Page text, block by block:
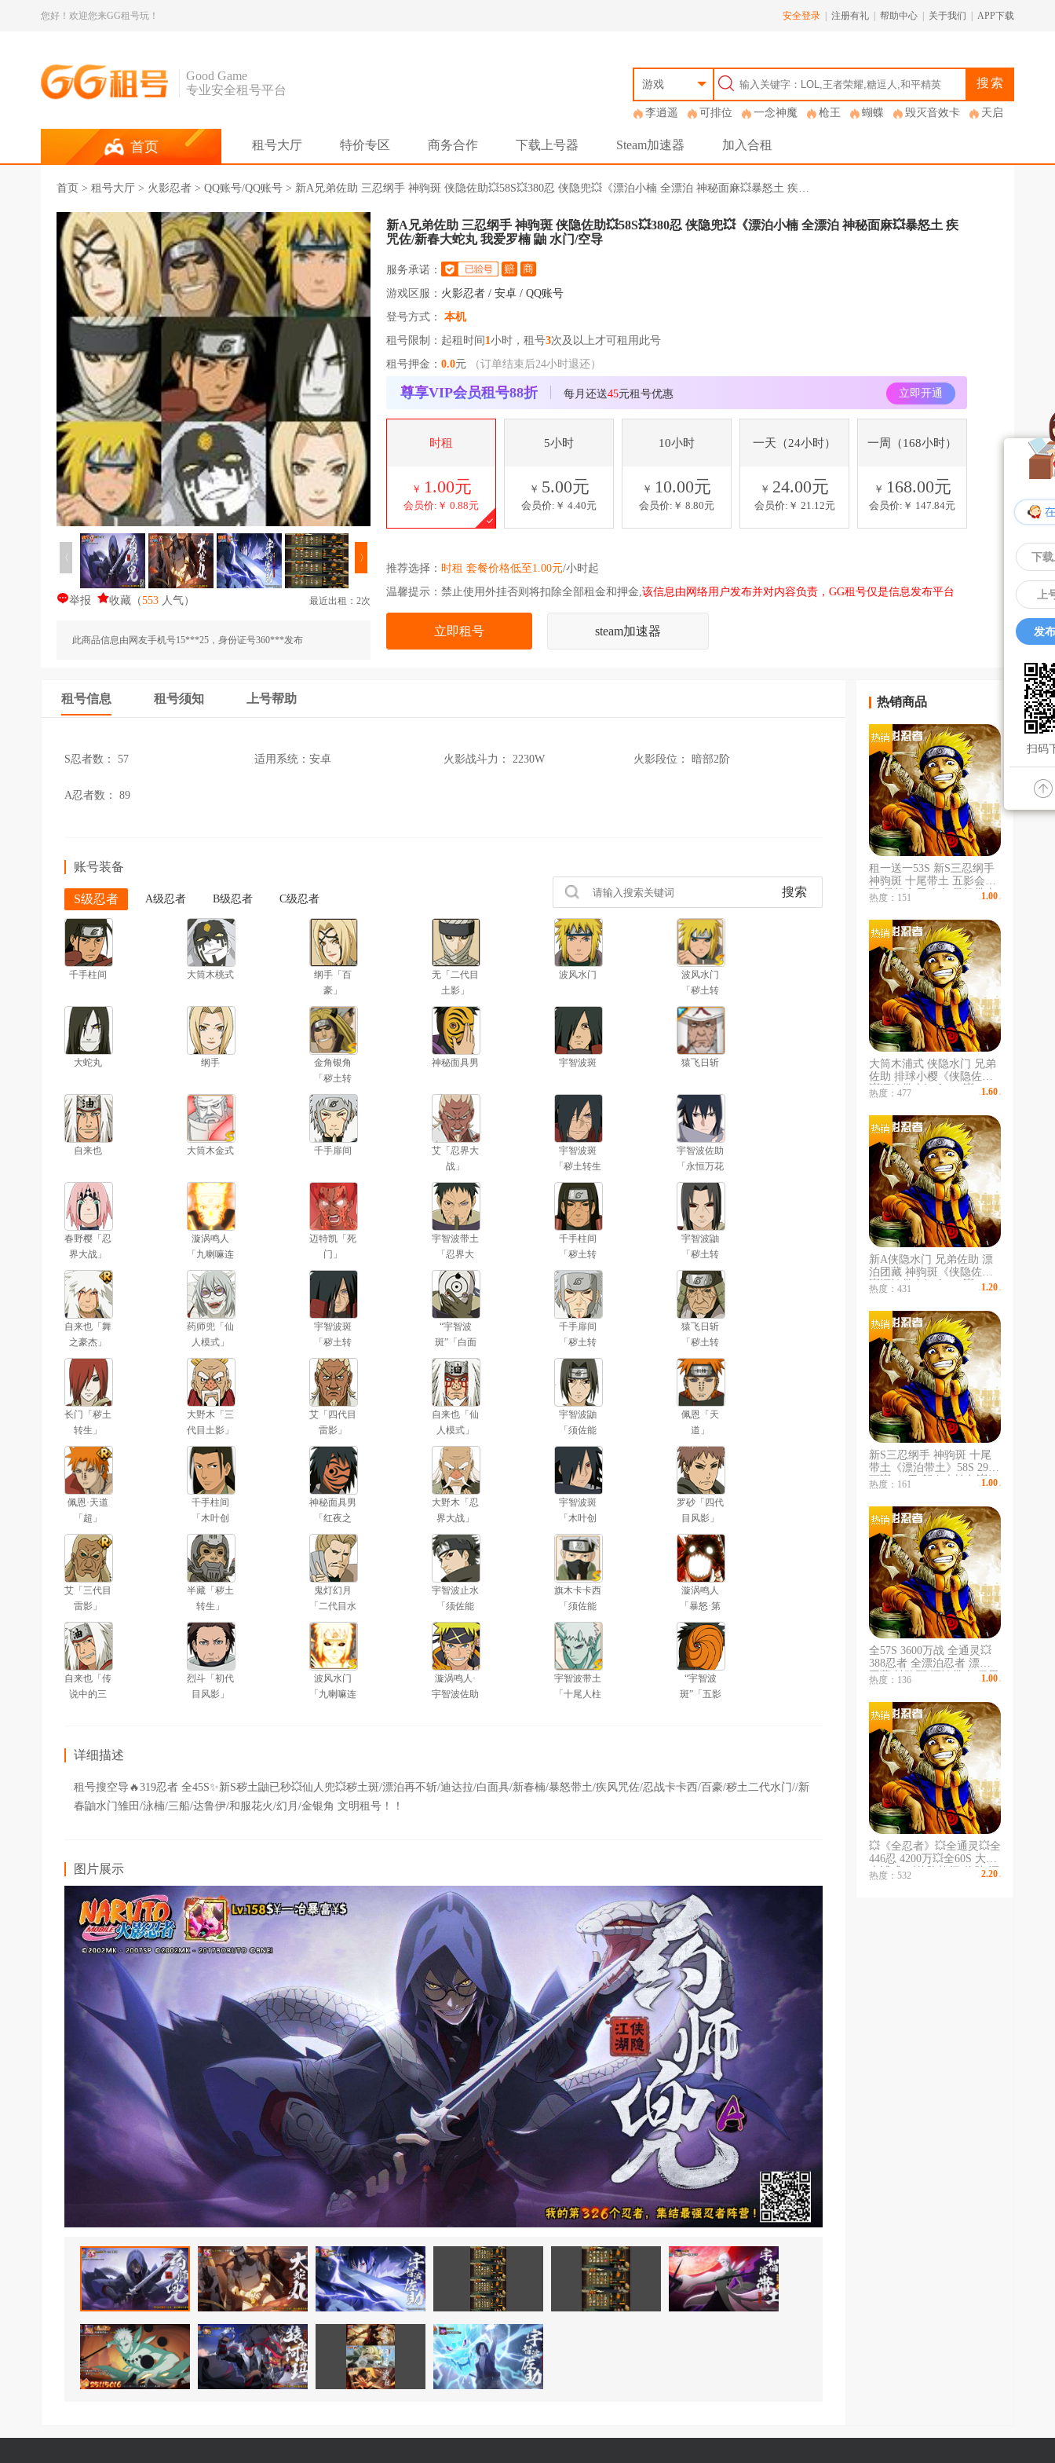
您好！欢迎您来GG租号玩！ 安全登录 注册有礼 帮助中心 关于我们 APP下载
Good Game
专业安全租号平台
游戏 搜索
李逍遥 可排位 一念神魔 枪王 蝴蝶 毁灭音效卡 天启
首页 租号大厅 特价专区 商务合作 下载上号器 Steam加速器 加入合租
首页 > 租号大厅 > 火影忍者 > QQ账号/QQ账号 > 新A兄弟佐助 三忍纲手 神驹斑 侠隐佐助💥58S💥380忍 侠隐兜💥《漂泊小楠 全漂泊 神秘面麻💥暴怒土 疾…
〈 〉
举报 收藏 （553 人气） 最近出租：2次
此商品信息由网友手机号15***25，身份证号360***发布
新A兄弟佐助 三忍纲手 神驹斑 侠隐佐助💥58S💥380忍 侠隐兜💥《漂泊小楠 全漂泊 神秘面麻💥暴怒土 疾
咒佐/新春大蛇丸 我爱罗楠 鼬 水门/空导
服务承诺： 赔 商
游戏区服： 火影忍者 / 安卓 / QQ账号
登号方式：
本机
租号限制：起租时间 1小时，租号3次及以上才可租用此号
租号押金： 0.0元 （订单结束后24小时退还）
尊享VIP会员租号88折 每月还送45元租号优惠 立即开通
时租
￥ 1.00元
会员价:￥ 0.88元
5小时
￥ 5.00元
会员价:￥ 4.40元
10小时
￥ 10.00元
会员价:￥ 8.80元
一天（24小时）
￥ 24.00元
会员价:￥ 21.12元
一周（168小时）
￥ 168.00元
会员价:￥ 147.84元
推荐选择： 时租 套餐价格低至1.00元/小时起
温馨提示：禁止使用外挂否则将扣除全部租金和押金,该信息由网络用户发布并对内容负责，GG租号仅是信息发布平台
立即租号 steam加速器
租号信息 租号须知 上号帮助
S忍者数： 57 适用系统： 安卓 火影战斗力： 2230W 火影段位： 暗部2阶
A忍者数： 89
账号装备
S级忍者 A级忍者 B级忍者 C级忍者
搜索
千手柱间 大筒木桃式
纲手「百
豪」
无「二代目
土影」
波风水门
波风水门
「秽土转
生」
大蛇丸 纲手
金角银角
「秽土转
生」
神秘面具男 宇智波斑 猿飞日斩
自来也 大筒木金式 千手扉间
艾「忍界大
战」
宇智波斑
「秽土转生
·解」
宇智波佐助
「永恒万花
筒」
春野樱「忍
界大战」
漩涡鸣人
「九喇嘛连
结」
迈特凯「死
门」
宇智波带土
「忍界大
战」
千手柱间
「秽土转
生」
宇智波鼬
「秽土转
生」
自来也「舞
之豪杰」
药师兜「仙
人模式」
宇智波斑
「秽土转
生」
“宇智波
斑”「白面
具」
千手扉间
「秽土转
生」
猿飞日斩
「秽土转
生」
长门「秽土
转生」
大野木「三
代目土影」
艾「四代目
雷影」
自来也「仙
人模式」
宇智波鼬
「须佐能
乎」
佩恩「天
道」
佩恩·天道
「超」
千手柱间
「木叶创
立」
神秘面具男
「红夜之
刃」
大野木「忍
界大战」
宇智波斑
「木叶创
立」
罗砂「四代
目风影」
艾「三代目
雷影」
半藏「秽土
转生」
鬼灯幻月
「二代目水
影」
宇智波止水
「须佐能
乎」
旗木卡卡西
「须佐能
乎」
漩涡鸣人
「暴怒·第
六尾」
自来也「传
说中的三
烈斗「初代
目风影」
波风水门
「九喇嘛连
漩涡鸣人·
宇智波佐助
宇智波带土
「十尾人柱
“宇智波
斑”「五影
详细描述
租号搜空导🔥319忍者 全45S✨新S秽土鼬已秒💥仙人兜💥秽土斑/漂泊再不斩/迪达拉/白面具/新春楠/暴怒带土/疾风咒佐/忍战卡卡西/百豪/秽土二代水门//新
春鼬水门雏田/泳楠/三船/达鲁伊/和服花火/幻月/金银角 文明租号！！
图片展示
热销商品
租一送一53S 新S三忍纲手
神驹斑 十尾带土 五影会谈
斑 暴怒六尾鸣人 暴怒带土
《须佐卡卡西 止水》《漂
泊小楠 忍战卡卡西 爱情
哥》💥天道超💥空导
热度：151 1.00
大筒木浦式 侠隐水门 兄弟
佐助 排球小樱《侠隐佐助
💥漂泊带土》全60S💥3600
万战💥432忍《附身黑绝 侠
隐兜 泳装鼬💥《漂泊小南
全漂泊忍》/空导
热度：477 1.60
新A侠隐水门 兄弟佐助 漂
泊团藏 神驹斑《侠隐佐助
💥漂泊带土》全59S💥374
忍💥3300万《漂泊小楠 惊
门凯》泳装楠💥《新春止水
水门 鼬》阿飞空导
热度：431 1.20
新S三忍纲手 神驹斑 十尾
带土《漂泊带土》58S 2960
万💥380忍 新春大蛇丸💥妖
怪纲手💥暴怒带土💥疾风咒
佐💥全新春泳装/漂泊斩 熊
猫二尾空导
热度：161 1.00
全57S 3600万战 全通灵💥
388忍者 全漂泊忍者 漂泊
团藏 神驹斑 漂泊带土 佩恩
小楠💥疾风咒佐💥泳装鼬💥
新春大蛇丸💥惊门凯💥黄土
空导
热度：136 1.00
💥《全忍者》💥全通灵💥全
446忍 4200万💥全60S 大筒
木浦式 《侠隐柱间 佐助 漂
泊带土 黑绝》《648解斑
热度：532 2.20
下
上
发
扫码